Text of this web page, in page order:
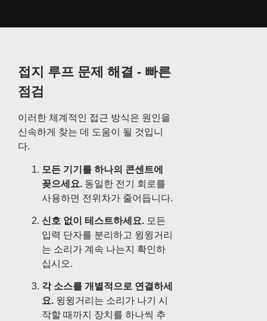
접지 루프 문제 해결 - 빠른
점검
이러한 체계적인 접근 방식은 원인을
신속하게 찾는 데 도움이 될 것입니
다.
모든 기기를 하나의 콘센트에
꽂으세요. 동일한 전기 회로를
사용하면 전위차가 줄어듭니다.
신호 없이 테스트하세요. 모든
입력 단자를 분리하고 윙윙거리
는 소리가 계속 나는지 확인하
십시오.
각 소스를 개별적으로 연결하세
요. 윙윙거리는 소리가 나기 시
작할 때까지 장치를 하나씩 추